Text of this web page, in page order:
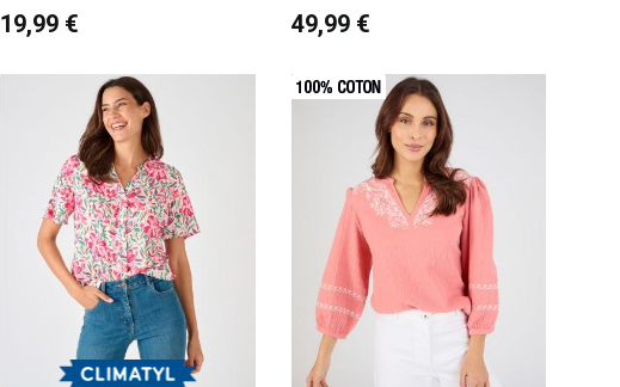
19,99 € 49,99 €